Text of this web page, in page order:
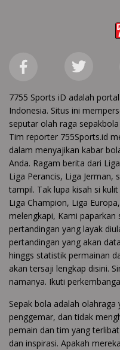
7755 Sports iD adalah
Indonesia. Situs ini
seputar olah raga
Tim reporter 755Sports.id
dalam menyajikan kabar
Anda. Ragam berita dari
Liga Perancis, Liga Jerman,
tampil. Tak lupa kisah si
Liga Champion, Liga
melengkapi, Kami
pertandingan yang layak
pertandingan yang akan
hinggs statistik permainan
akan tersaji lengkap disini.
namanya. Ikuti
Sepak bola adalah
penggemar, dan tidak
pemain dan tim yang
dan inspirasi. Apakah